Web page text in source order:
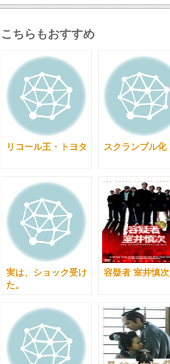
こちらもおすすめ
リコール王・トヨタ スクランブル化
実は、ショック受け
た。
容疑者 室井慎次